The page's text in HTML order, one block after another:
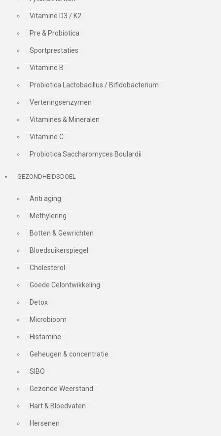
Vitamine D3 / K2
Pre & Probiotica
Sportprestaties
Vitamine B
Probiotica Lactobacillus / Bifidobacterium
Verteringsenzymen
Vitamines & Mineralen
Vitamine C
Probiotica Saccharomyces Boulardii
GEZONDHEIDSDOEL
Anti aging
Methylering
Botten & Gewrichten
Bloedsuikerspiegel
Cholesterol
Goede Celontwikkeling
Detox
Microbioom
Histamine
Geheugen & concentratie
SIBO
Gezonde Weerstand
Hart & Bloedvaten
Hersenen